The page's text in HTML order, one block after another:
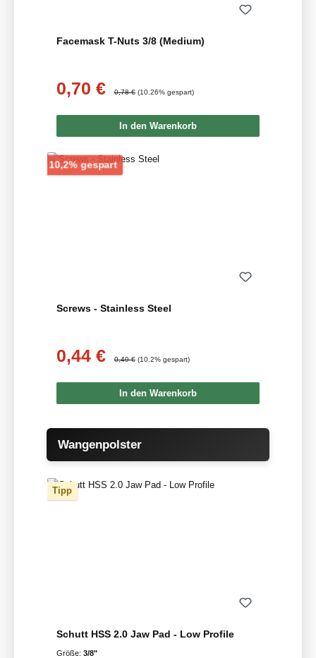
Facemask T-Nuts 3/8 (Medium)
Verkaufspreis:
0,70 € 0,78 € (10.26% gespart)
In den Warenkorb
10,2% gespartRabatt
Screws - Stainless Steel
Verkaufspreis:
0,44 € 0,49 € (10.2% gespart)
In den Warenkorb
Produktgalerie überspringen
Wangenpolster
Tipp
Schutt HSS 2.0 Jaw Pad - Low Profile
Größe: 3/8"